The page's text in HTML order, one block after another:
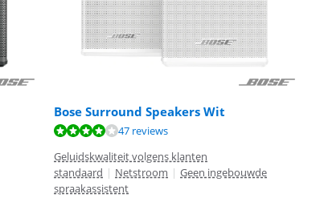
Bose Surround Speakers Wit
47 reviews
Geluidskwaliteit volgens klanten
standaard | Netstroom | Geen ingebouwde
spraakassistent